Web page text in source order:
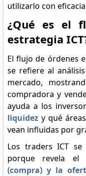
utilizarlo con
¿Qué es el
estrategia
El flujo de órdenes
se refiere al
mercado,
compradora y
ayuda a los
liquidezy qué
vean influidas por
Los traders ICT
porque revela el
(compra) y la